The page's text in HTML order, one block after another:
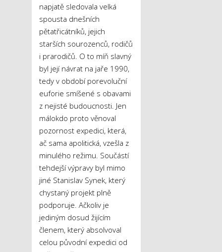
napjatě sledovala velká
spousta dnešních
pětatřicátníků, jejich
starších sourozenců, rodičů
i prarodičů. O to míň slavný
byl její návrat na jaře 1990,
tedy v období porevoluční
euforie smíšené s obavami
z nejisté budoucnosti. Jen
málokdo proto věnoval
pozornost expedici, která,
ač sama apolitická, vzešla z
minulého režimu. Součástí
tehdejší výpravy byl mimo
jiné Stanislav Synek, který
chystaný projekt plně
podporuje. Ačkoliv je
jediným dosud žijícím
členem, který absolvoval
celou původní expedici od